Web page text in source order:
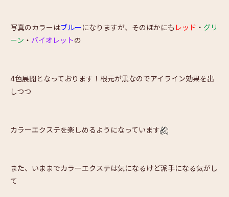
写真のカラーはブルーになりますが、そのほかにも レッド ・ グリ
ーン ・ バイオレットの
4色展開となっております！根元が黒なのでアイライン効果を出
しつつ
カラーエクステを楽しめるようになっています
また、いままでカラーエクステは気になるけど派手になる気がし
て